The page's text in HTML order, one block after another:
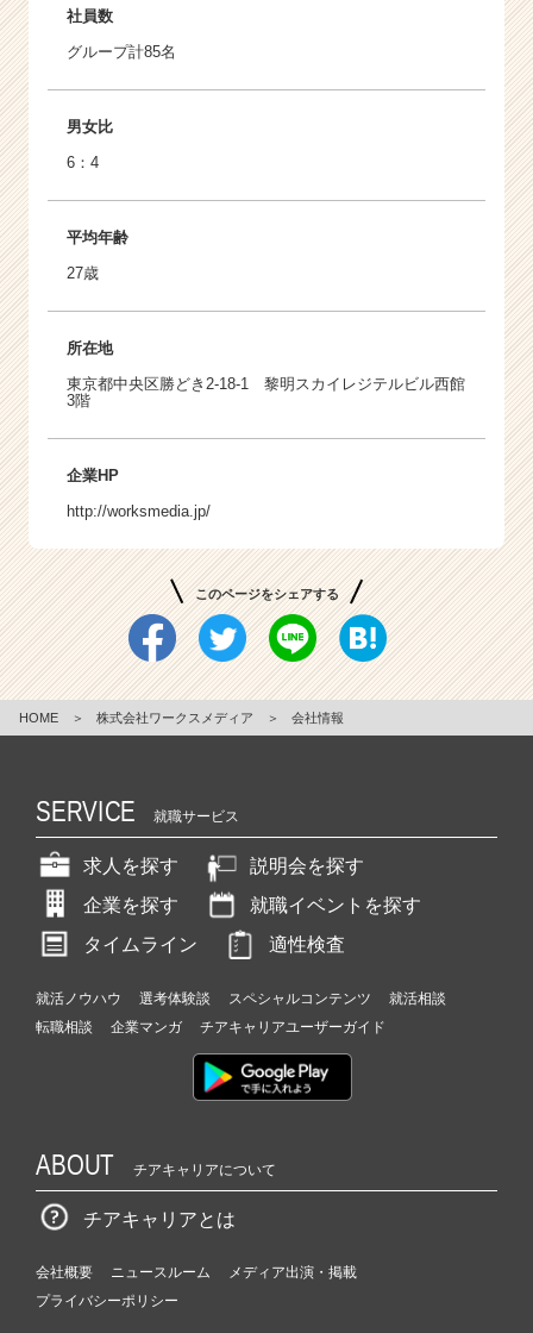
社員数
グループ計85名
男女比
6：4
平均年齢
27歳
所在地
東京都中央区勝どき2-18-1 黎明スカイレジテルビル西館
3階
企業HP
http://worksmedia.jp/
このページをシェアする
HOME ＞ 株式会社ワークスメディア ＞ 会社情報
SERVICE 就職サービス
求人を探す
説明会を探す
企業を探す
就職イベントを探す
タイムライン
適性検査
就活ノウハウ 選考体験談 スペシャルコンテンツ
就活相談
転職相談
企業マンガ チアキャリアユーザーガイド
ABOUT チアキャリアについて
チアキャリアとは
会社概要 ニュースルーム
メディア出演・掲載
プライバシーポリシー